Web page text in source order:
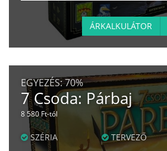
ÁRKALKULÁTOR
EGYEZÉS:70%
7 Csoda: Párbaj
8 580 Ft-tól
SZÉRIA TERVEZŐ